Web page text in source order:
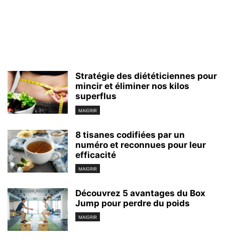
Stratégie des diététiciennes pour
mincir et éliminer nos kilos
superflus
MAIGRIR
8 tisanes codifiées par un
numéro et reconnues pour leur
efficacité
MAIGRIR
Découvrez 5 avantages du Box
Jump pour perdre du poids
MAIGRIR